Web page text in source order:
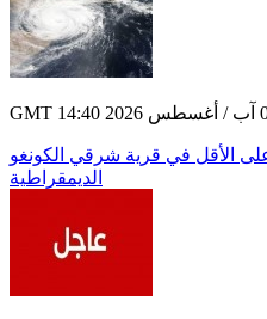
13 ضحية على الأقل في قرية شرقي الكونغو
الديمقراطية